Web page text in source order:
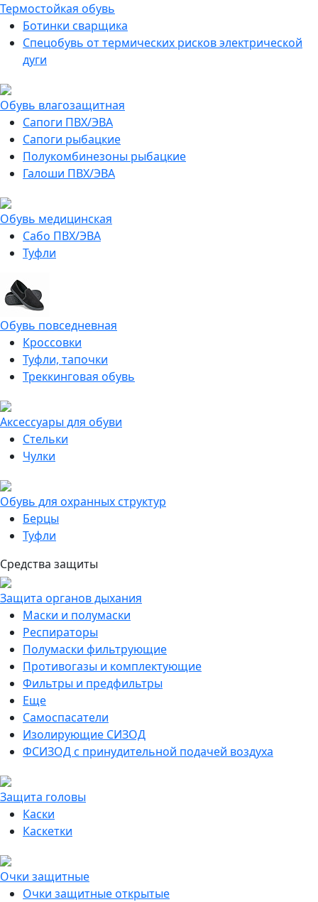
Термостойкая обувь
Ботинки сварщика
Спецобувь от термических рисков электрической
дуги
Обувь влагозащитная
Сапоги ПВХ/ЭВА
Сапоги рыбацкие
Полукомбинезоны рыбацкие
Галоши ПВХ/ЭВА
Обувь медицинская
Сабо ПВХ/ЭВА
Туфли
Обувь повседневная
Кроссовки
Туфли, тапочки
Треккинговая обувь
Аксессуары для обуви
Стельки
Чулки
Обувь для охранных структур
Берцы
Туфли
Средства защиты
Защита органов дыхания
Маски и полумаски
Респираторы
Полумаски фильтрующие
Противогазы и комплектующие
Фильтры и предфильтры
Еще
Самоспасатели
Изолирующие СИЗОД
ФСИЗОД с принудительной подачей воздуха
Защита головы
Каски
Каскетки
Очки защитные
Очки защитные открытые